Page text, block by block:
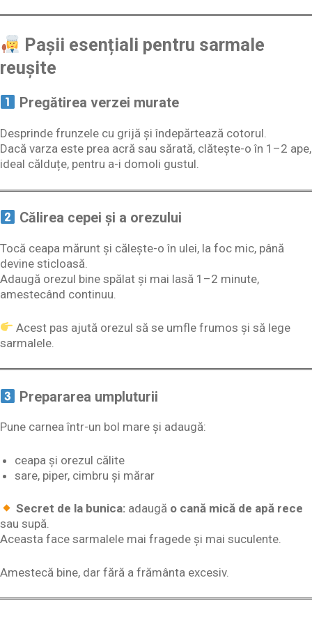
Pașii esențiali pentru sarmale
reușite
Pregătirea verzei murate
Desprinde frunzele cu grijă și îndepărtează cotorul.
Dacă varza este prea acră sau sărată, clătește-o în 1–2 ape,
ideal călduțe, pentru a-i domoli gustul.
Călirea cepei și a orezului
Tocă ceapa mărunt și călește-o în ulei, la foc mic, până
devine sticloasă.
Adaugă orezul bine spălat și mai lasă 1–2 minute,
amestecând continuu.
Acest pas ajută orezul să se umfle frumos și să lege
sarmalele.
Prepararea umpluturii
Pune carnea într-un bol mare și adaugă:
ceapa și orezul călite
sare, piper, cimbru și mărar
Secret de la bunica: adaugă o cană mică de apă rece
sau supă.
Aceasta face sarmalele mai fragede și mai suculente.
Amestecă bine, dar fără a frământa excesiv.